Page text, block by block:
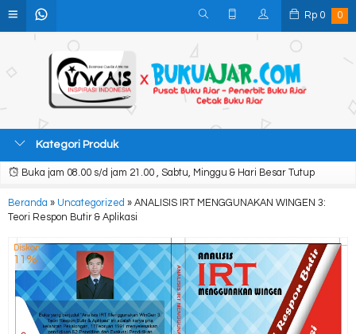
Rp 0 0
Kategori Produk
Buka jam 08.00 s/d jam 21.00 , Sabtu, Minggu & Hari Besar Tutup
Beranda » Uncategorized » ANALISIS IRT MENGGUNAKAN WINGEN 3:
Teori Respon Butir & Aplikasi
Diskon
11%